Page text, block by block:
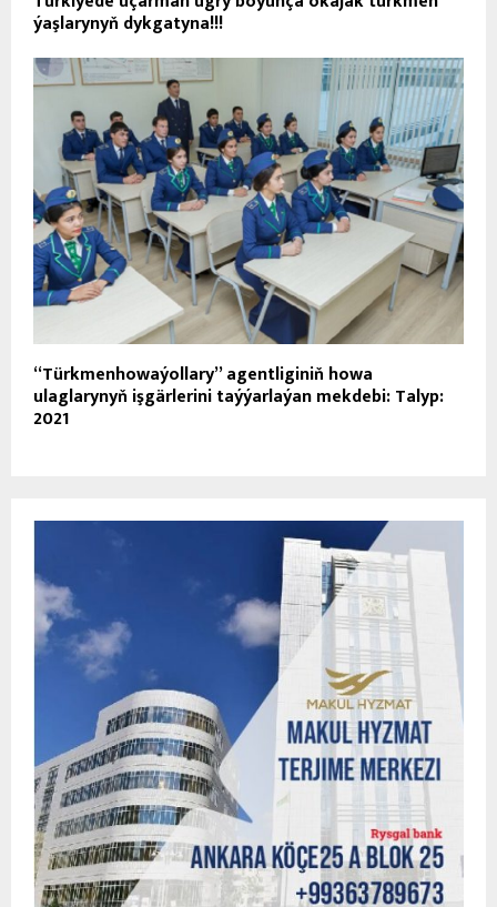
ýaşlarynyň dykgatyna!!!
“Türkmenhowaýollary” agentliginiň howa
ulaglarynyň işgärlerini taýýarlaýan mekdebi: Talyp:
2021